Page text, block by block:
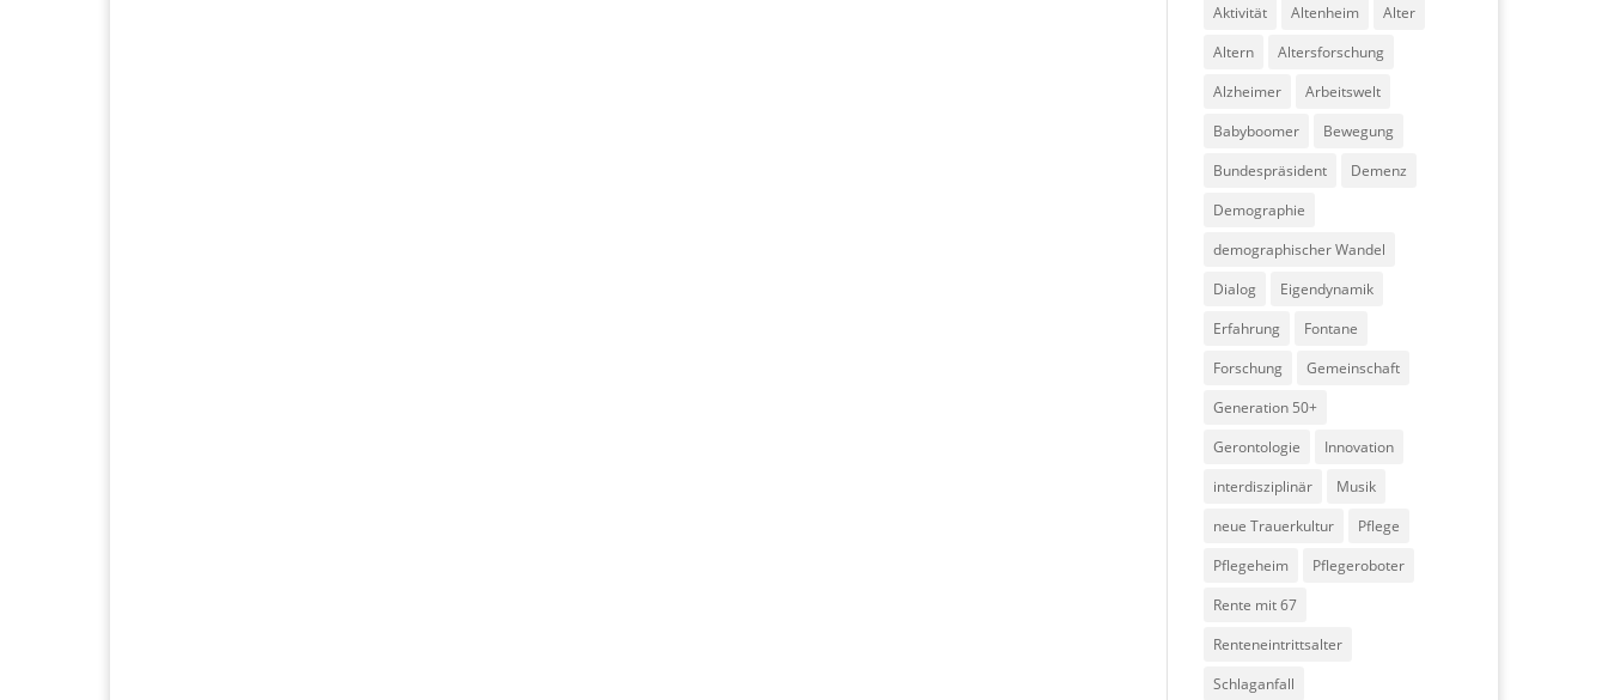
Aktivität
Altenheim
Alter
Altern
Altersforschung
Alzheimer
Arbeitswelt
Babyboomer
Bewegung
Bundespräsident
Demenz
Demographie
demographischer Wandel
Dialog
Eigendynamik
Erfahrung
Fontane
Forschung
Gemeinschaft
Generation 50+
Gerontologie
Innovation
interdisziplinär
Musik
neue Trauerkultur
Pflege
Pflegeheim
Pflegeroboter
Rente mit 67
Renteneintrittsalter
Schlaganfall